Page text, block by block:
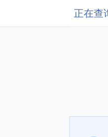
正在查